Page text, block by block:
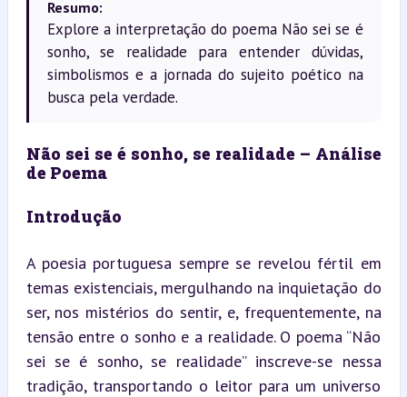
Resumo:
Explore a interpretação do poema Não sei se é
sonho, se realidade para entender dúvidas,
simbolismos e a jornada do sujeito poético na
busca pela verdade.
Não sei se é sonho, se realidade – Análise
de Poema
Introdução
A poesia portuguesa sempre se revelou fértil em
temas existenciais, mergulhando na inquietação do
ser, nos mistérios do sentir, e, frequentemente, na
tensão entre o sonho e a realidade. O poema “Não
sei se é sonho, se realidade” inscreve-se nessa
tradição, transportando o leitor para um universo